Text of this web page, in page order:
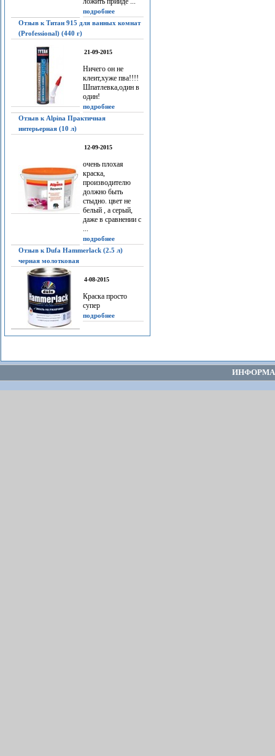
подробнее
Отзыв к Титан 915 для ванных комнат
(Professional) (440 г)
21-09-2015
Ничего он не
клеит,хуже пва!!!!
Шпатлевка,один в
один!
подробнее
Отзыв к Alpina Практичная
интерьерная (10 л)
12-09-2015
очень плохая
краска,
производителю
должно быть
стыдно. цвет не
белый , а серый,
даже в сравнении с
...
подробнее
Отзыв к Dufa Hammerlack (2.5 л)
черная молотковая
4-08-2015
Краска просто
супер
подробнее